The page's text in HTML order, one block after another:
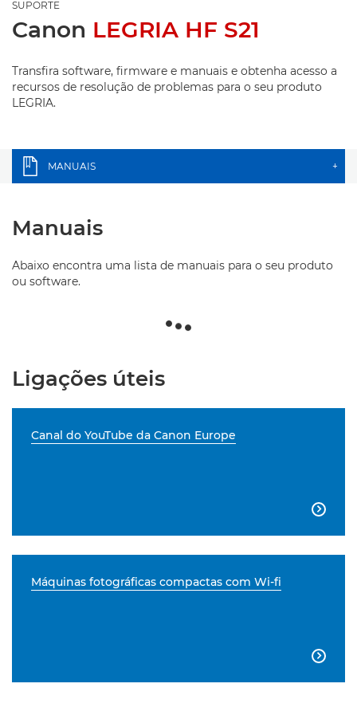
SUPORTE
Canon LEGRIA HF S21
Transfira software, firmware e manuais e obtenha acesso a
recursos de resolução de problemas para o seu produto
LEGRIA.
MANUAIS +
Manuais
Abaixo encontra uma lista de manuais para o seu produto
ou software.
Ligações úteis
Canal do YouTube da Canon Europe

Máquinas fotográficas compactas com Wi-fi
